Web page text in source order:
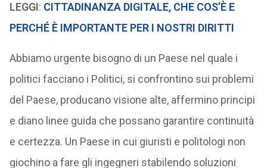
LEGGI: CITTADINANZA DIGITALE, CHE COS’È E
PERCHÉ È IMPORTANTE PER I NOSTRI DIRITTI
Abbiamo urgente bisogno di un Paese nel quale i
politici facciano i Politici, si confrontino sui problemi
del Paese, producano visione alte, affermino principi
e diano linee guida che possano garantire continuità
e certezza. Un Paese in cui giuristi e politologi non
giochino a fare gli ingegneri stabilendo soluzioni